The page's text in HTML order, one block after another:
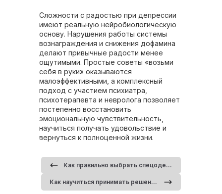
Сложности с радостью при депрессии
имеют реальную нейробиологическую
основу. Нарушения работы системы
вознаграждения и снижения дофамина
делают привычные радости менее
ощутимыми. Простые советы «возьми
себя в руки» оказываются
малоэффективными, а комплексный
подход с участием психиатра,
психотерапевта и невролога позволяет
постепенно восстановить
эмоциональную чувствительность,
научиться получать удовольствие и
вернуться к полноценной жизни.
Как правильно выбрать спецодежду для сотрудников психиатрии
Как научиться принимать решения быстрее